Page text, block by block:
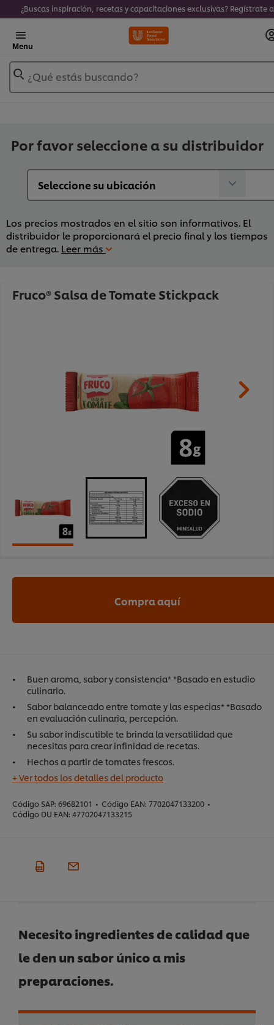
Menu
¿Qué estás buscando?
Por favor seleccione a su distribuidor
Los precios mostrados en el sitio son informativos. El
distribuidor le proporcionará el precio final y los tiempos
de entrega. Leer más
Fruco® Salsa de Tomate Stickpack
Buen aroma, sabor y consistencia* *Basado en estudio
culinario.
Sabor balanceado entre tomate y las especias* *Basado
en evaluación culinaria, percepción.
Su sabor indiscutible te brinda la versatilidad que
necesitas para crear infinidad de recetas.
Hechos a partir de tomates frescos.
+ Ver todos los detalles del producto
Código SAP: 69682101 • Código EAN: 7702047133200 •
Código DU EAN: 47702047133215
Compra aquí
Necesito ingredientes de calidad que
le den un sabor único a mis
preparaciones.